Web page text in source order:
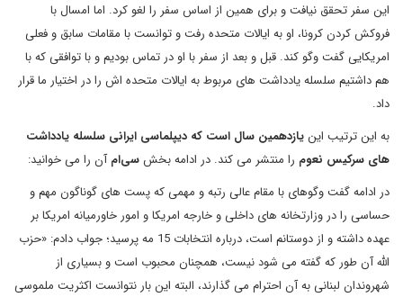
این سفر تحقق نیافت و برای همین از اساس سفر را لغو کرد. اما امسال با
فروکش کردن کرونا، او به ایالات متحده رفت و توانست با مقامات سابق و فعلی
امریکایی گفت وگو کند. قبل و بعد از سفر با او در تماس بودیم و با توافقی که با
هم داشتیم سلسله یادداشت های مربوط به ایالات متحده اش را در اختیار ما قرار
داد.
به این ترتیب اینیازدهمین سال است که دیپلماسی ایرانی سلسله یادداشت
های سرکیس نعوم را منتشر می کند. در ادامه بخشسی‌امآن را می خوانید:
در ادامه گفت وگوهای با مقام عالی رتبه و مهمی که پست های گوناگون مهم و
حساسی را در وزارتخانه های داخلی و خارجه امریکا و امور خاورمیانه امریکا بر
عهده داشته و از دوستانم است، درباره انتخابات 15 مه پرسید؛ جواب دادم: «حزب
الله آن طور که گفته می شود نیست، همچنان محبوب است و بسیاری از
شهروندان لبنانی به آن احترام می گذارند، البته این بار نتوانست اکثریت ملموسی